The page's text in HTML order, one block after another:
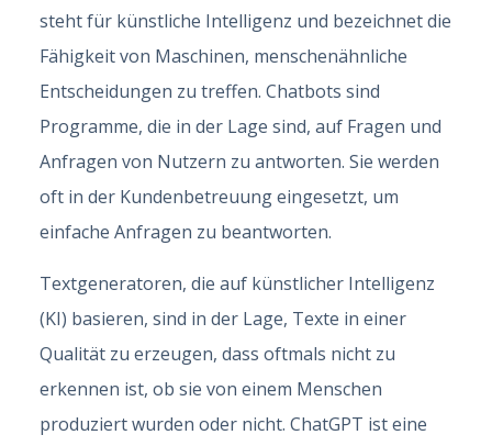
steht für künstliche Intelligenz und bezeichnet die
Fähigkeit von Maschinen, menschenähnliche
Entscheidungen zu treffen. Chatbots sind
Programme, die in der Lage sind, auf Fragen und
Anfragen von Nutzern zu antworten. Sie werden
oft in der Kundenbetreuung eingesetzt, um
einfache Anfragen zu beantworten.
Textgeneratoren, die auf künstlicher Intelligenz
(KI) basieren, sind in der Lage, Texte in einer
Qualität zu erzeugen, dass oftmals nicht zu
erkennen ist, ob sie von einem Menschen
produziert wurden oder nicht. ChatGPT ist eine